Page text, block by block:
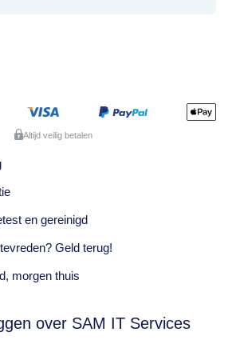
Altijd veilig betalen
en gereinigd
Geld terug!
morgen thuis
over SAM IT Services